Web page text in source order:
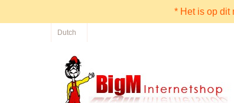
* Het is op dit
Dutch